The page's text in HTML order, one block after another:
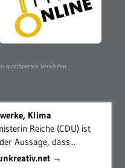
qualifizierten Verkäufen.
Klima
Reiche (CDU) ist
Aussage, dass...
→